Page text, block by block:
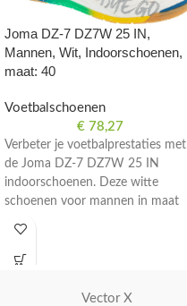
Joma DZ-7 DZ7W 25 IN,
Mannen, Wit, Indoorschoenen,
maat: 40
Voetbalschoenen
€ 78,27
Verbeter je voetbalprestaties met
de Joma DZ-7 DZ7W 25 IN
indoorschoenen. Deze witte
schoenen voor mannen in maat
Vector X